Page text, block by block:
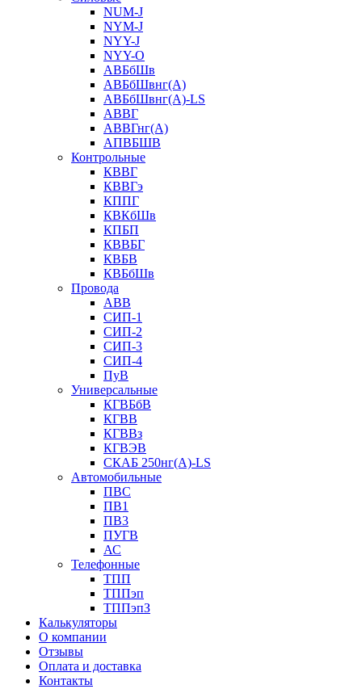
NUM-J
NYM-J
NYY-J
NYY-O
АВБбШв
АВБбШвнг(А)
АВБбШвнг(А)-LS
АВВГ
АВВГнг(А)
АПВБШВ
Контрольные
КВВГ
КВВГэ
КППГ
КВКбШв
КПБП
КВВБГ
КВБВ
КВБбШв
Провода
АВВ
СИП-1
СИП-2
СИП-3
СИП-4
ПуВ
Универсальные
КГВБбВ
КГВВ
КГВВз
КГВЭВ
СКАБ 250нг(А)-LS
Автомобильные
ПВС
ПВ1
ПВ3
ПУГВ
АС
Телефонные
ТПП
ТППэп
ТППэпЗ
Калькуляторы
О компании
Отзывы
Оплата и доставка
Контакты